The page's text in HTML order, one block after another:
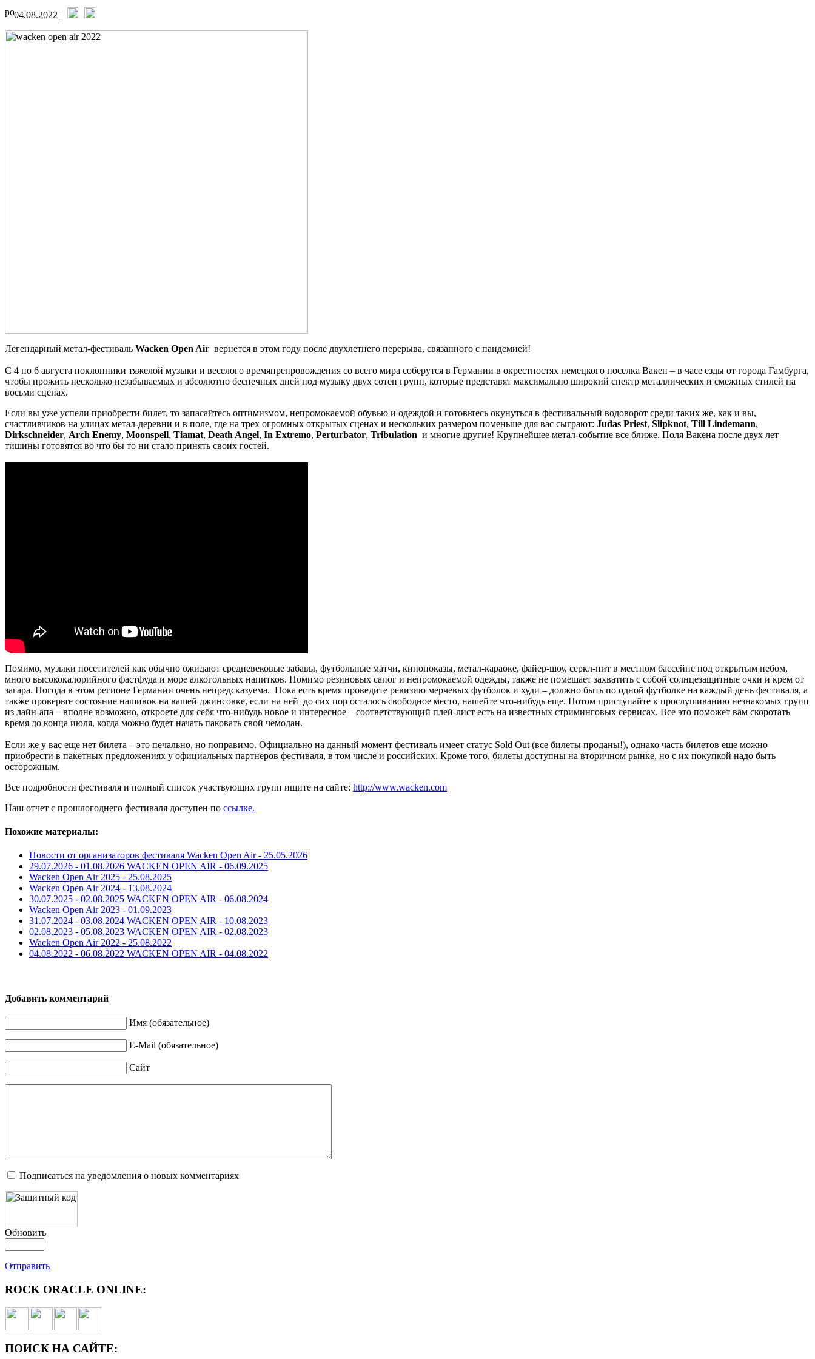
04.08.2022 |
Легендарный метал-фестиваль Wacken Open Air вернется в этом году после двухлетнего перерыва, связанного с пандемией!
С 4 по 6 августа поклонники тяжелой музыки и веселого времяпрепровождения со всего мира соберутся в Германии в окрестностях немецкого поселка Вакен – в часе езды от города Гамбурга,
чтобы прожить несколько незабываемых и абсолютно беспечных дней под музыку двух сотен групп, которые представят максимально широкий спектр металлических и смежных стилей на
восьми сценах.
Если вы уже успели приобрести билет, то запасайтесь оптимизмом, непромокаемой обувью и одеждой и готовьтесь окунуться в фестивальный водоворот среди таких же, как и вы,
счастливчиков на улицах метал-деревни и в поле, где на трех огромных открытых сценах и нескольких размером поменьше для вас сыграют: Judas Priest, Slipknot, Till Lindemann,
Dirkschneider, Arch Enemy, Moonspell, Tiamat, Death Angel, In Extremo, Perturbator, Tribulation и многие другие! Крупнейшее метал-событие все ближе. Поля Вакена после двух лет
тишины готовятся во что бы то ни стало принять своих гостей.
Помимо, музыки посетителей как обычно ожидают средневековые забавы, футбольные матчи, кинопоказы, метал-караоке, файер-шоу, серкл-пит в местном бассейне под открытым небом,
много высококалорийного фастфуда и море алкогольных напитков. Помимо резиновых сапог и непромокаемой одежды, также не помешает захватить с собой солнцезащитные очки и крем от
загара. Погода в этом регионе Германии очень непредсказуема. Пока есть время проведите ревизию мерчевых футболок и худи – должно быть по одной футболке на каждый день фестиваля, а
также проверьте состояние нашивок на вашей джинсовке, если на ней до сих пор осталось свободное место, нашейте что-нибудь еще. Потом приступайте к прослушиванию незнакомых групп
из лайн-апа – вполне возможно, откроете для себя что-нибудь новое и интересное – соответствующий плей-лист есть на известных стриминговых сервисах. Все это поможет вам скоротать
время до конца июля, когда можно будет начать паковать свой чемодан.
Если же у вас еще нет билета – это печально, но поправимо. Официально на данный момент фестиваль имеет статус Sold Out (все билеты проданы!), однако часть билетов еще можно
приобрести в пакетных предложениях у официальных партнеров фестиваля, в том числе и российских. Кроме того, билеты доступны на вторичном рынке, но с их покупкой надо быть
осторожным.
Все подробности фестиваля и полный список участвующих групп ищите на сайте: http://www.wacken.com
Наш отчет с прошлогоднего фестиваля доступен по ссылке.
Похожие материалы:
Новости от организаторов фестиваля Wacken Open Air - 25.05.2026
29.07.2026 - 01.08.2026 WACKEN OPEN AIR - 06.09.2025
Wacken Open Air 2025 - 25.08.2025
Wacken Open Air 2024 - 13.08.2024
30.07.2025 - 02.08.2025 WACKEN OPEN AIR - 06.08.2024
Wacken Open Air 2023 - 01.09.2023
31.07.2024 - 03.08.2024 WACKEN OPEN AIR - 10.08.2023
02.08.2023 - 05.08.2023 WACKEN OPEN AIR - 02.08.2023
Wacken Open Air 2022 - 25.08.2022
04.08.2022 - 06.08.2022 WACKEN OPEN AIR - 04.08.2022
Добавить комментарий
Имя (обязательное)
E-Mail (обязательное)
Сайт
Подписаться на уведомления о новых комментариях
Обновить
Отправить
ROCK ORACLE ONLINE:
ПОИСК НА САЙТЕ: